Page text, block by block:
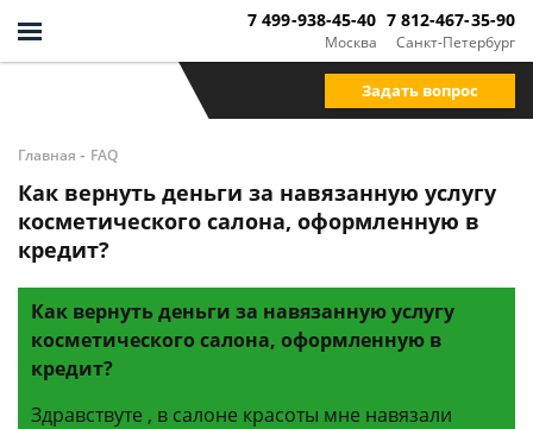
Москва
7 499-938-45-40
Санкт-Петербург
7 812-467-35-90
Задать вопрос
Главная - FAQ
Как вернуть деньги за навязанную услугу
косметического салона, оформленную в
кредит?
Как вернуть деньги за навязанную услугу
косметического салона, оформленную в
кредит?
Здравствуте , в салоне красоты мне навязали